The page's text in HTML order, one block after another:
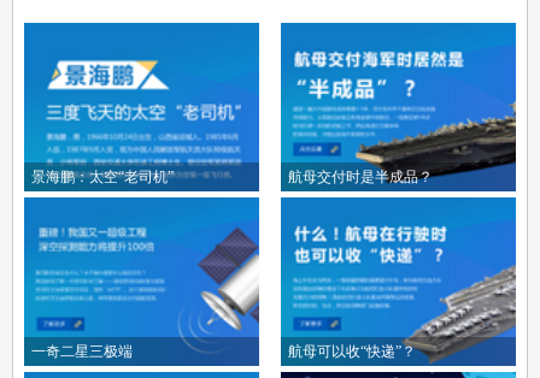
景海鹏：太空“老司机” 航母交付时是半成品？
一奇二星三极端 航母可以收“快递”？